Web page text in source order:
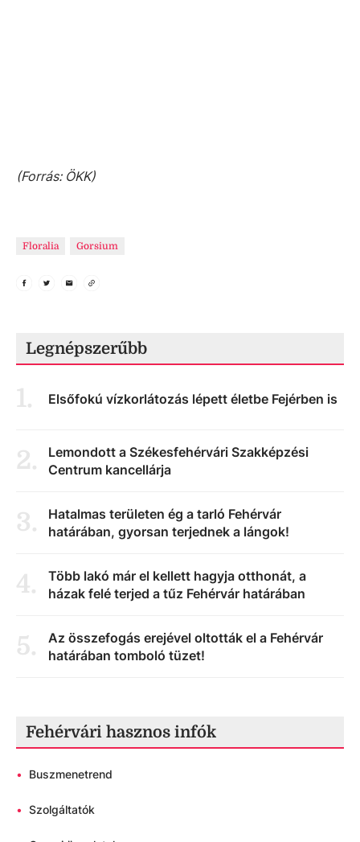
(Forrás: ÖKK)
Floralia Gorsium
Legnépszerűbb
1. Elsőfokú vízkorlátozás lépett életbe Fejérben is
2.
Lemondott a Székesfehérvári Szakképzési
Centrum kancellárja
3.
Hatalmas területen ég a tarló Fehérvár
határában, gyorsan terjednek a lángok!
4.
Több lakó már el kellett hagyja otthonát, a
házak felé terjed a tűz Fehérvár határában
5.
Az összefogás erejével oltották el a Fehérvár
határában tomboló tüzet!
Fehérvári hasznos infók
• Buszmenetrend
• Szolgáltatók